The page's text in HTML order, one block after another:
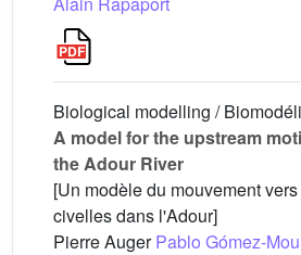
Biological modelling /
A model for the upstream
the Adour River
[Un modèle du mouvement
civelles dans l'Adour]
Pierre AugerPablo Gómez-